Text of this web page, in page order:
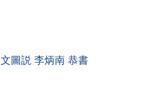
圖説 李炳南 恭書